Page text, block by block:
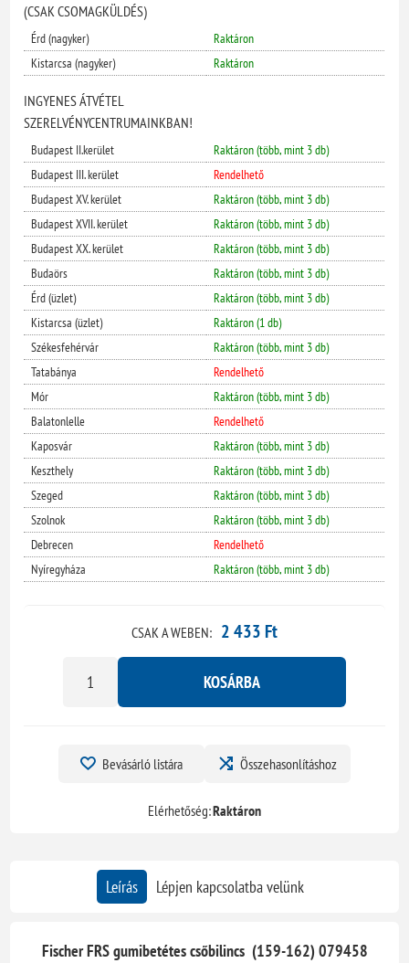
(CSAK CSOMAGKÜLDÉS)
Érd (nagyker)
Raktáron
Kistarcsa (nagyker)
Raktáron
INGYENES ÁTVÉTEL
SZERELVÉNYCENTRUMAINKBAN!
Budapest II.kerület
Raktáron (több, mint 3 db)
Budapest III. kerület
Rendelhető
Budapest XV. kerület
Raktáron (több, mint 3 db)
Budapest XVII. kerület
Raktáron (több, mint 3 db)
Budapest XX. kerület
Raktáron (több, mint 3 db)
Budaörs
Raktáron (több, mint 3 db)
Érd (üzlet)
Raktáron (több, mint 3 db)
Kistarcsa (üzlet)
Raktáron (1 db)
Székesfehérvár
Raktáron (több, mint 3 db)
Tatabánya
Rendelhető
Mór
Raktáron (több, mint 3 db)
Balatonlelle
Rendelhető
Kaposvár
Raktáron (több, mint 3 db)
Keszthely
Raktáron (több, mint 3 db)
Szeged
Raktáron (több, mint 3 db)
Szolnok
Raktáron (több, mint 3 db)
Debrecen
Rendelhető
Nyíregyháza
Raktáron (több, mint 3 db)
CSAK A WEBEN: 2 433 Ft
KOSÁRBA
Bevásárló listára Összehasonlításhoz
Elérhetőség:Raktáron
Leírás Lépjen kapcsolatba velünk
Fischer FRS gumibetétes csőbilincs (159-162) 079458